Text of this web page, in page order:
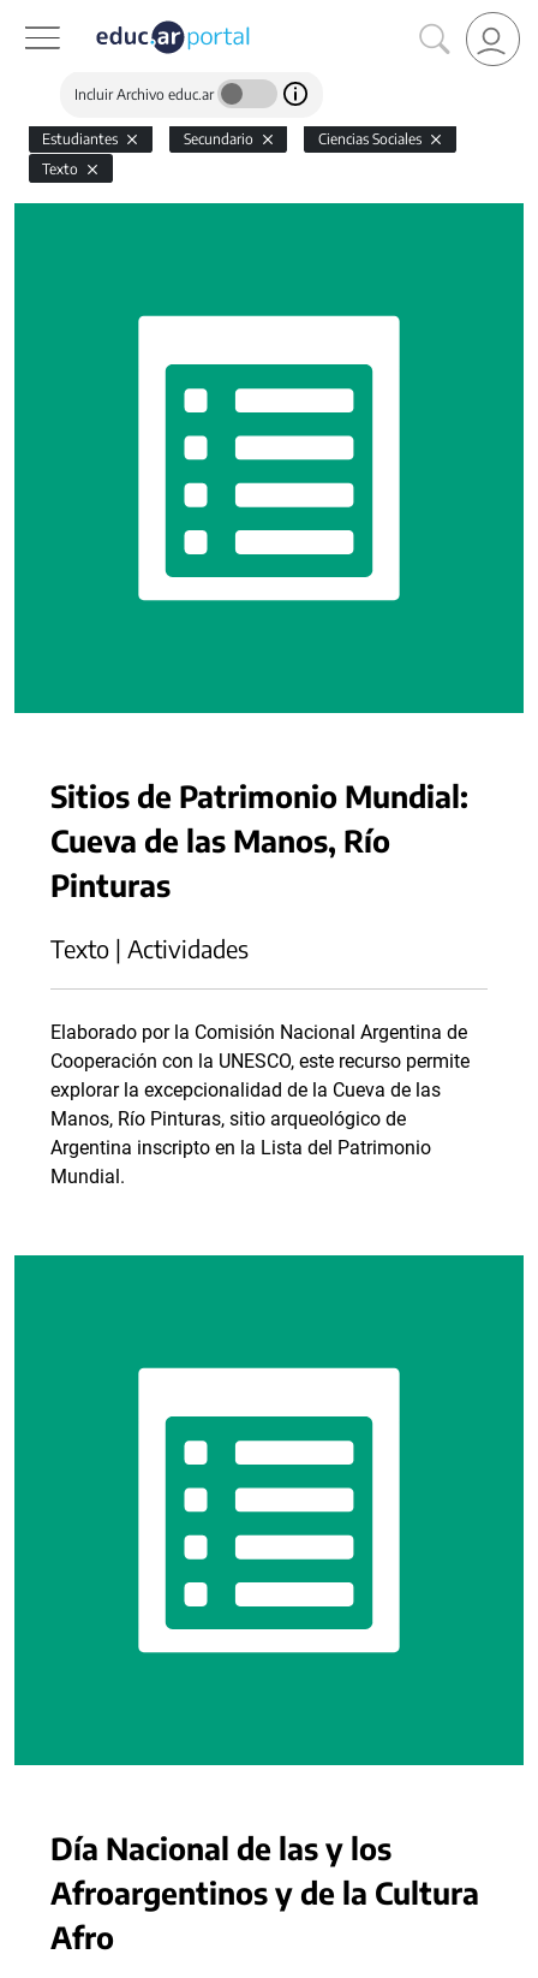
Incluir Archivo educ.ar
Estudiantes Secundario
Ciencias Sociales
Texto
Sitios de Patrimonio Mundial:
Cueva de las Manos, Río
Pinturas
Texto | Actividades
Elaborado por la Comisión Nacional Argentina de
Cooperación con la UNESCO, este recurso permite
explorar la excepcionalidad de la Cueva de las
Manos, Río Pinturas, sitio arqueológico de
Argentina inscripto en la Lista del Patrimonio
Mundial.
Día Nacional de las y los
Afroargentinos y de la Cultura
Afro